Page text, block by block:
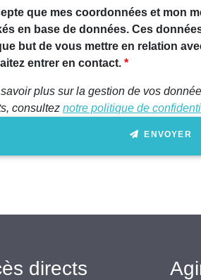
que mes coordonnées et mon
en base de données. Ces
but de vous mettre en relation
entrer en contact.
plus sur la gestion de vos
consultez notre politique de
ENVOYER
directs